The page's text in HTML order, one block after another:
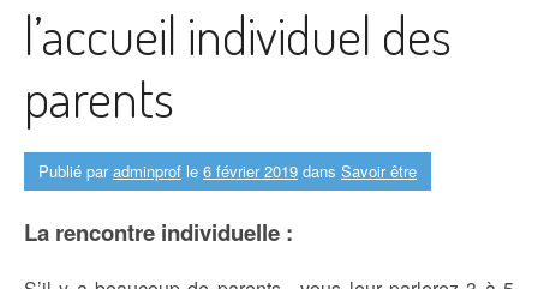
l’accueil individuel des
parents
Publié paradminprof le 6 février 2019 dans Savoir être
La rencontre individuelle :